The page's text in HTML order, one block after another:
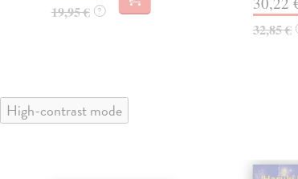
19,95 € ?
32,85 €
High-contrast mode